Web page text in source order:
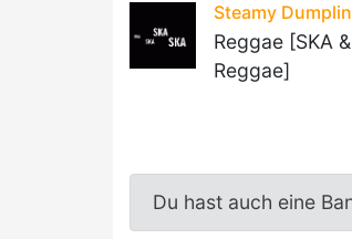
Steamy
Reggae [SKA &
Reggae]
Du hast auch eine